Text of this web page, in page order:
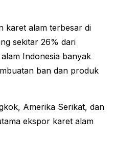
karet alam terbesar di
sekitar 26% dari
Indonesia banyak
ban dan produk
Amerika Serikat, dan
ekspor karet alam